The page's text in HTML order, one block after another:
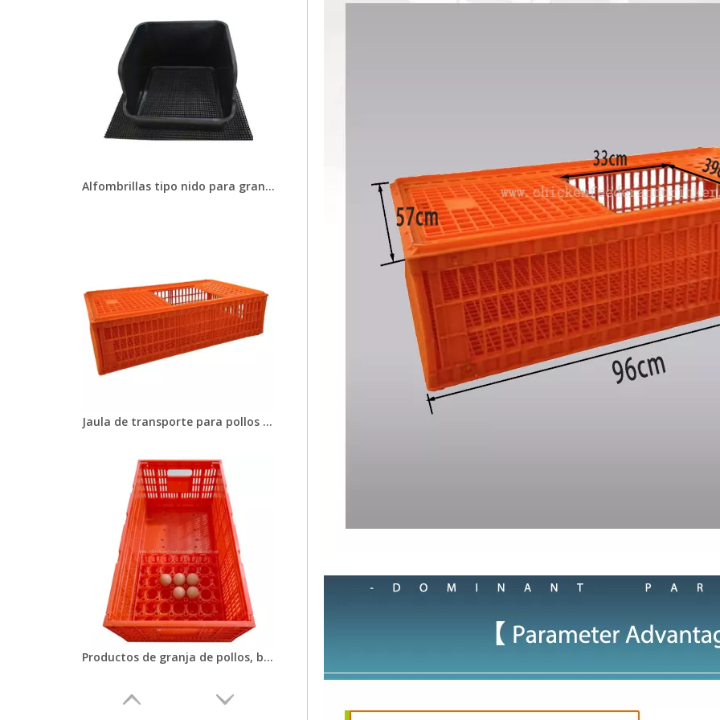
Alfombrillas tipo nido para granja de pollos, almohadilla para huevos de aves de corral
Jaula de transporte para pollos vivos, caja de volumen de aves de corral, caja de transporte plegable de plástico para pato, pollo, Paloma, LM-89
Productos de granja de pollos, bandeja para huevos, caja de transporte de huevos plegable, caja para aves de corral, LMC-05